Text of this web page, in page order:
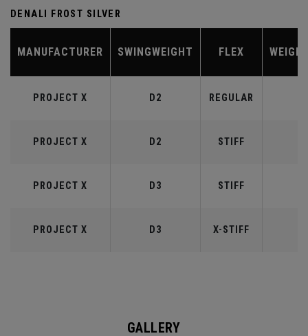
DENALI FROST SILVER
MANUFACTURER SWINGWEIGHT FLEX
PROJECT X D2 REGULAR
PROJECT X D2 STIFF
PROJECT X D3 STIFF
PROJECT X D3 X-STIFF
GALLERY